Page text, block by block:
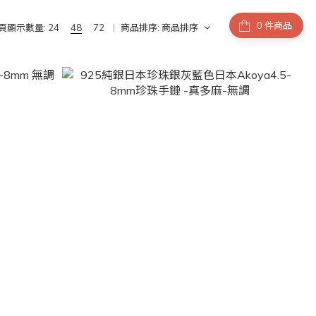
件商品
顯示數量: 24 48 72 商品排序: 商品排序